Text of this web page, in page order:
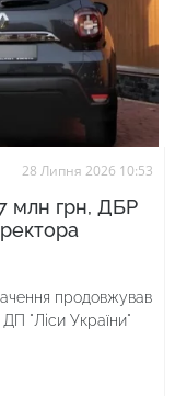
28 Липня 2026 10:53
млн грн, ДБР
продовжував
"Ліси України"